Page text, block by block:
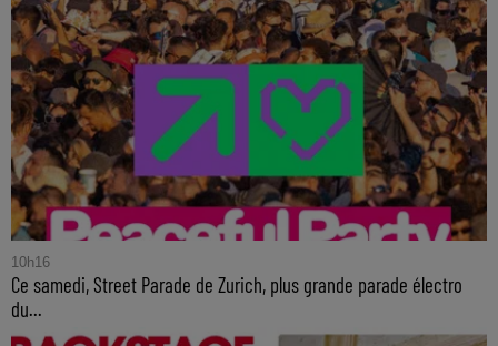
10h16
Ce samedi, Street Parade de Zurich, plus grande parade électro
du...